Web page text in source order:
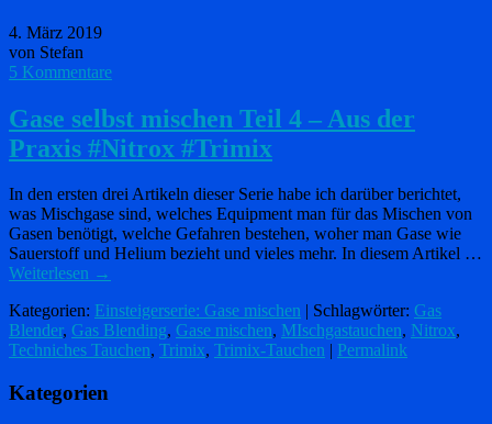
4. März 2019
von Stefan
5 Kommentare
Gase selbst mischen Teil 4 – Aus der
Praxis #Nitrox #Trimix
In den ersten drei Artikeln dieser Serie habe ich darüber berichtet,
was Mischgase sind, welches Equipment man für das Mischen von
Gasen benötigt, welche Gefahren bestehen, woher man Gase wie
Sauerstoff und Helium bezieht und vieles mehr. In diesem Artikel …
Weiterlesen →
Kategorien: Einsteigerserie: Gase mischen | Schlagwörter: Gas
Blender, Gas Blending, Gase mischen, MIschgastauchen, Nitrox,
Techniches Tauchen, Trimix, Trimix-Tauchen Permalink
Kategorien